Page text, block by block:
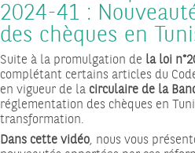
2024-41 :
des chèques en
Suite à la promulgation de la loi
complétant certains articles du
en vigueur de la circulaire de la
réglementation des chèques en
transformation.
Dans cette vidéo, nous vous